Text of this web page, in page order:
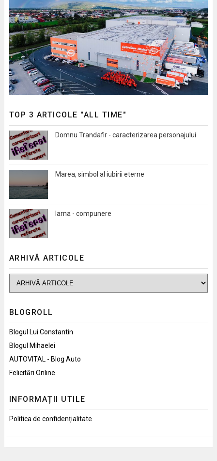
TOP 3 ARTICOLE "ALL TIME"
Domnu Trandafir - caracterizarea personajului
Marea, simbol al iubirii eterne
Iarna - compunere
ARHIVĂ ARTICOLE
BLOGROLL
Blogul Lui Constantin
Blogul Mihaelei
AUTOVITAL - Blog Auto
Felicitări Online
INFORMAȚII UTILE
Politica de confidențialitate